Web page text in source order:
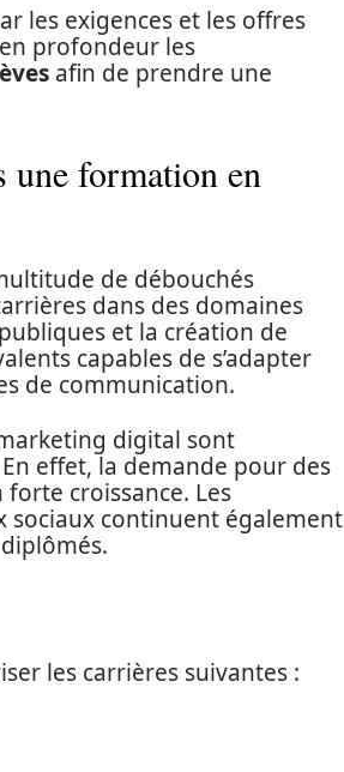
les exigences et les offres
en profondeur les
afin de prendre une
une formation en
de débouchés
dans des domaines
et la création de
capables de s’adapter
de communication.
digital sont
effet, la demande pour des
croissance. Les
sociaux continuent également
les carrières suivantes :